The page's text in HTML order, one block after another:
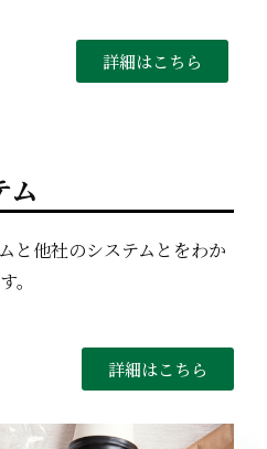
詳細はこちら
ム
と他社のシステムとをわか
。
詳細はこちら